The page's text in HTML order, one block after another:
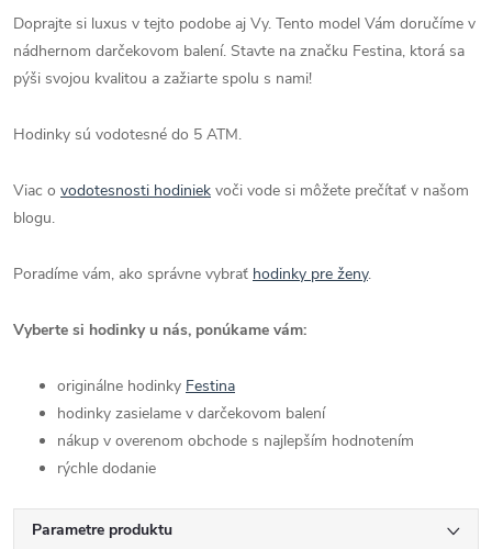
Doprajte si luxus v tejto podobe aj Vy. Tento model Vám doručíme v
nádhernom darčekovom balení. Stavte na značku Festina, ktorá sa
pýši svojou kvalitou a zažiarte spolu s nami!
Hodinky sú vodotesné do 5 ATM.
Viac o vodotesnosti hodiniek voči vode si môžete prečítať v našom
blogu.
Poradíme vám, ako správne vybrať hodinky pre ženy.
Vyberte si hodinky u nás, ponúkame vám:
originálne hodinky Festina
hodinky zasielame v darčekovom balení
nákup v overenom obchode s najlepším hodnotením
rýchle dodanie
Parametre produktu